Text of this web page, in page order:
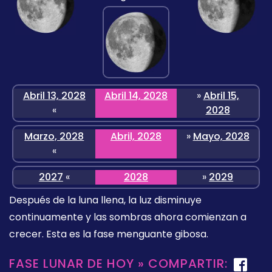
Abril 13, 2028
«
Abril 14, 2028 »Abril 15,
2028
Marzo, 2028
«
Abril, 2028 » Mayo, 2028
2027 « 2028 » 2029
Después de la luna llena, la luz disminuye
continuamente y las sombras ahora comienzan a
crecer. Esta es la fase menguante gibosa.
FASE LUNAR DE HOY » COMPARTIR: